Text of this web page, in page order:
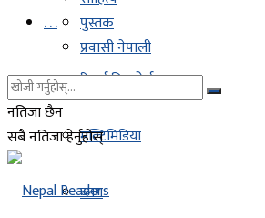
. . .
रिडर्स डिस्कोर्स
मल्टिमिडिया
ब्लग
पुस्तक
प्रवासी नेपाली
नतिजा छैन
सबै नतिजा हेर्नुहोस्